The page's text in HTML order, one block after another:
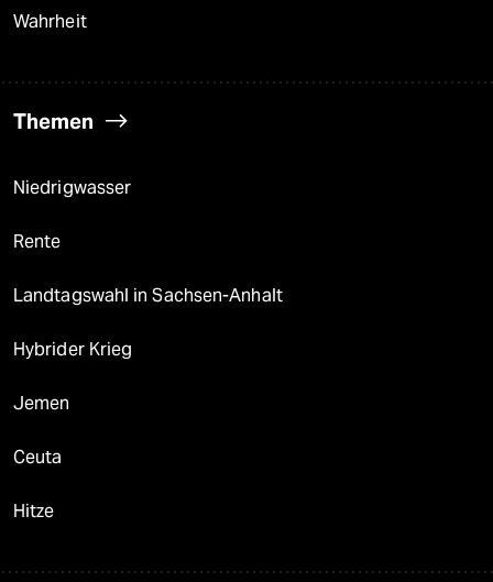
Wahrheit
Themen
Niedrigwasser
Rente
Landtagswahl in Sachsen-Anhalt
Hybrider Krieg
Jemen
Ceuta
Hitze